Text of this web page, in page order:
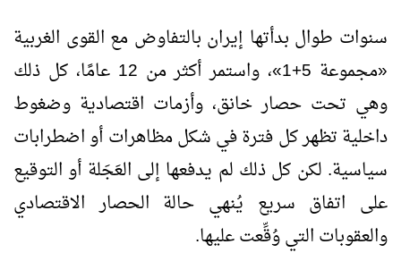
سنوات طوال بدأتها إيران بالتفاوض مع القوى الغربية
«مجموعة 5+1»، واستمر أكثر من 12 عامًا، كل ذلك
وهي تحت حصار خانق، وأزمات اقتصادية وضغوط
داخلية تظهر كل فترة في شكل مظاهرات أو اضطرابات
سياسية. لكن كل ذلك لم يدفعها إلى العَجَلة أو التوقيع
على اتفاق سريع يُنهي حالة الحصار الاقتصادي
والعقوبات التي وُقِّعت عليها.